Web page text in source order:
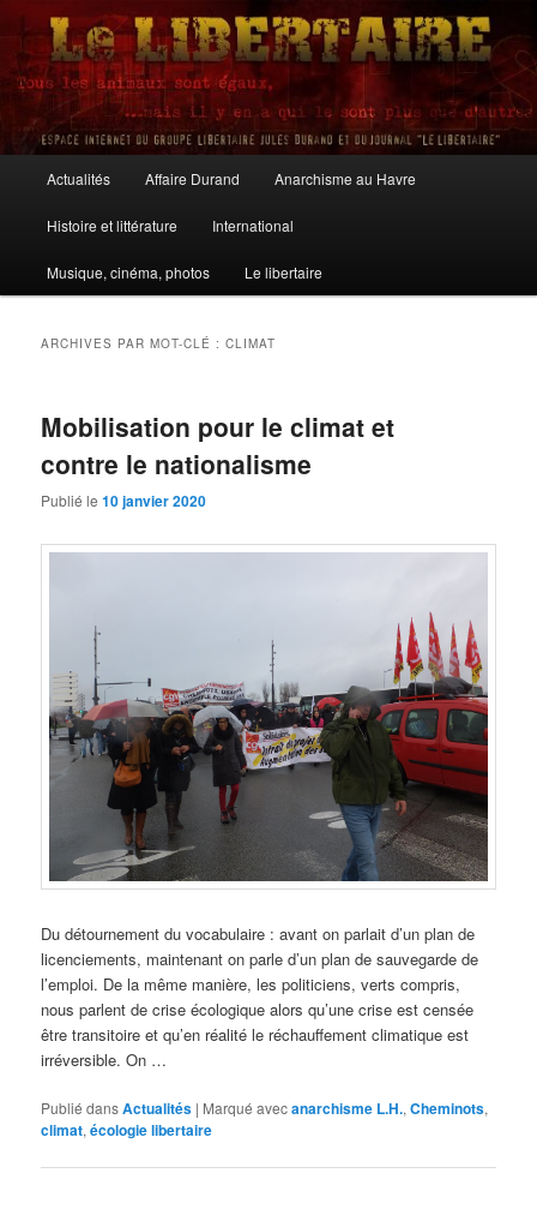
Aller
contenu
principal
Aller
contenu
secondaire
Le Libertaire
principal
Actualités Affaire Durand Anarchisme au Havre
Histoire et littérature International
Musique, cinéma, photos Le libertaire
ARCHIVES PAR MOT-CLÉ :CLIMAT
Mobilisation pour le climat et
contre le nationalisme
Publié le10 janvier 2020
Du détournement du vocabulaire : avant on parlait d’un plan de
licenciements, maintenant on parle d’un plan de sauvegarde de
l’emploi. De la même manière, les politiciens, verts compris,
nous parlent de crise écologique alors qu’une crise est censée
être transitoire et qu’en réalité le réchauffement climatique est
irréversible. On …
Publié dansActualités | Marqué avecanarchisme L.H.,Cheminots,
climat,écologie libertaire